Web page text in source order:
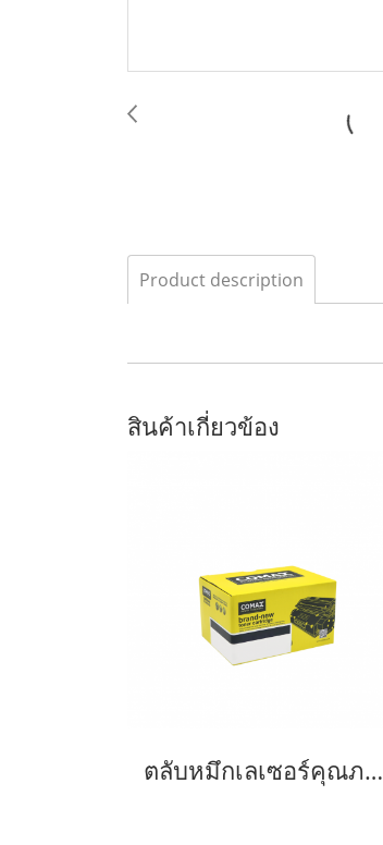
Product description
สินค้าเกี่ยวข้อง
ตลับหมึกเลเซอร์คุณภาพสูงสำหรับ Fuji Xerox รุ่น P355D (CT201937) Black